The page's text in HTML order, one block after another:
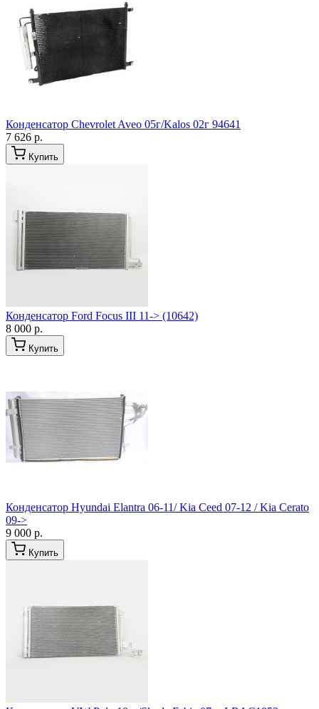
Конденсатор Chevrolet Aveo 05г/Kalos 02г 94641
7 626 р.
Купить
Конденсатор Ford Focus III 11-> (10642)
8 000 р.
Купить
Конденсатор Hyundai Elantra 06-11/ Kia Ceed 07-12 / Kia Cerato
09->
9 000 р.
Купить